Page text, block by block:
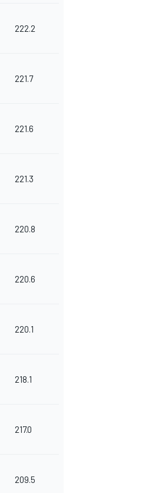
222.2
221.7
221.6
221.3
220.8
220.6
220.1
218.1
217.0
209.5